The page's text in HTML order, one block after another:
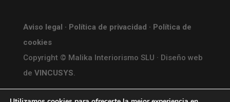
Aviso legal · Política de privacidad · Política de
cookies
Copyright © Malika Interiorismo SLU · Diseño web
de VINCUSYS.